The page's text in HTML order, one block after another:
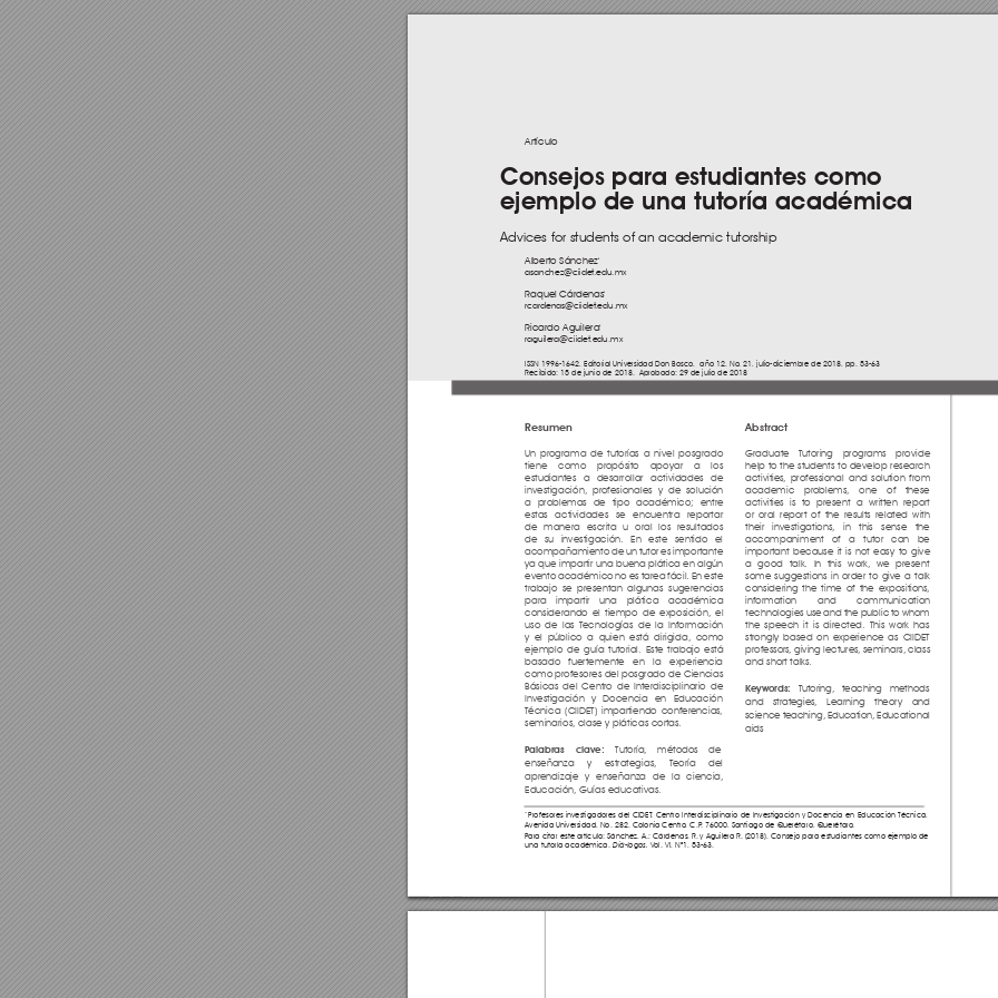
Resumen
Un programa de tutorías a nivel posgrado
tiene como propósito apoyar a los
estudiantes a desarrollar actividades de
investigación, profesionales y de solución
a problemas de tipo académico; entre
estas actividades se encuentra reportar
de manera escrita u oral los resultados
de su investigación. En este sentido el
acompañamiento de un tutor es importante
ya que impartir una buena plática en algún
evento académico no es tarea fácil. En este
trabajo se presentan algunas sugerencias
para impartir una plática académica
considerando el tiempo de exposición, el
uso de las Tecnologías de la Información
y el público a quien está dirigida, como
ejemplo de guía tutorial. Este trabajo está
basado fuertemente en la experiencia
como profesores del posgrado de Ciencias
Básicas del Centro de Interdisciplinario de
Investigación y Docencia en Educación
Técnica (CIIDET) impartiendo conferencias,
seminarios, clase y pláticas cortas.
Palabras clave: Tutoría, métodos de
enseñanza y estrategias, Teoría del
aprendizaje y enseñanza de la ciencia,
Educación, Guías educativas.
* Profesores investigadores del CIDET. Centro Interdisciplinario de Investigación y Docencia en Educación Técnica,
Avenida Universidad, No. 282. Colonia Centro, C.P. 76000, Santiago de Querétaro, Querétaro.
Para citar este artículo: Sánchez, A.; Cárdenas, R. y Aguilera R. (2018). Consejo para estudiantes como ejemplo de
una tutoría académica. Diá-logos, Vol. VI, N°1, 53-63.
Abstract
Graduate Tutoring programs provide
help to the students to develop research
activities, professional and solution from
academic problems, one of these
activities is to present a written report
or oral report of the results related with
their investigations, in this sense the
accompaniment of a tutor can be
important because it is not easy to give
a good talk. In this work, we present
some suggestions in order to give a talk
considering the time of the expositions,
information and communication
technologies use and the public to whom
the speech it is directed. This work has
strongly based on experience as CIIDET
professors, giving lectures, seminars, class
and short talks.
Keywords: Tutoring, teaching methods
and strategies, Learning theory and
science teaching, Education, Educational
aids
Consejos para estudiantes como
ejemplo de una tutoría académica
Artículo
Alberto Sánchez*
asanchez@ciidet.edu.mx
Raquel Cárdenas*
rcardenas@ciidet.edu.mx
Ricardo Aguilera*
raguilera@ciidet.edu.mx
Advices for students of an academic tutorship
ISSN 1996-1642, Editorial Universidad Don Bosco,  año 12, No. 21, julio-diciembre de 2018, pp. 53-63
Recibido: 15 de junio de 2018.  Aprobado: 29 de julio de 2018